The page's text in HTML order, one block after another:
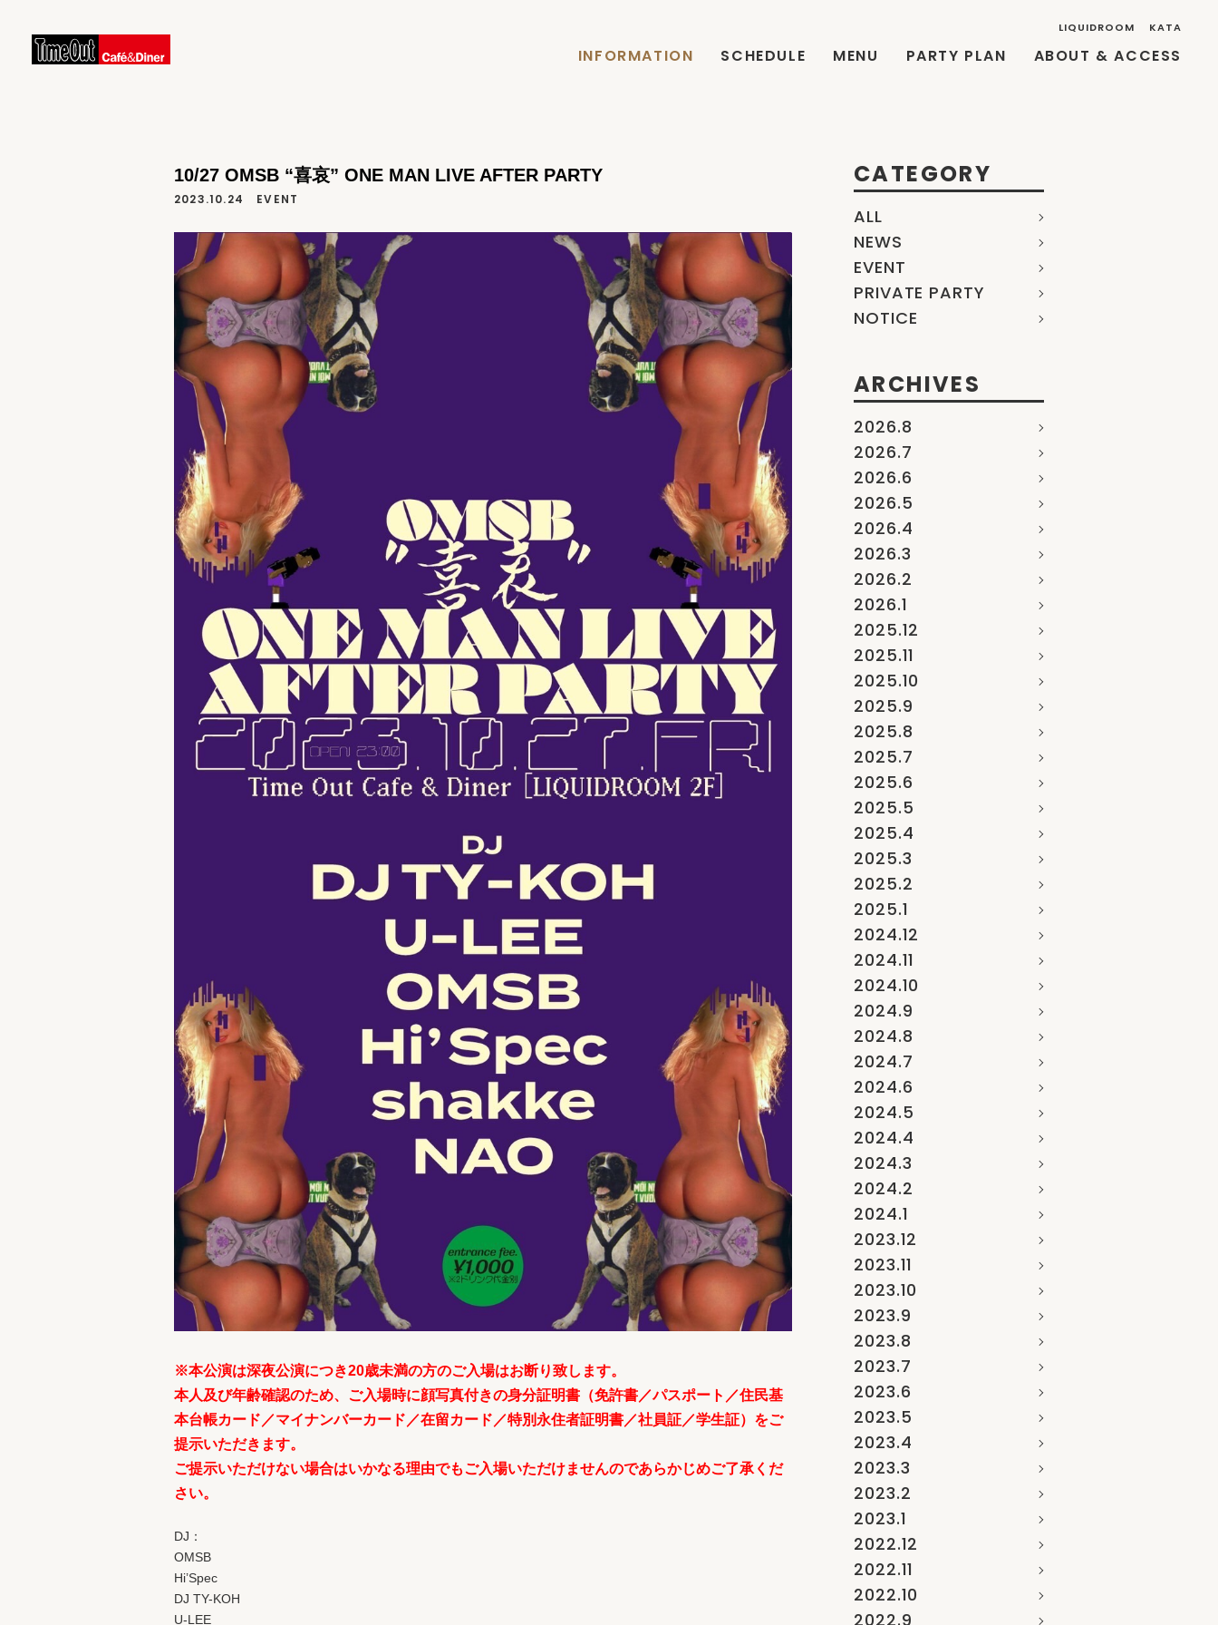
LIQUIDROOM KATA
INFORMATION SCHEDULE MENU PARTY PLAN ABOUT & ACCESS
10/27 OMSB “喜哀” ONE MAN LIVE AFTER PARTY
2023.10.24 EVENT
※本公演は深夜公演につき20歳未満の方のご入場はお断り致します。
本人及び年齢確認のため、ご入場時に顔写真付きの身分証明書（免許書／パスポート／住民基
本台帳カード／マイナンバーカード／在留カード／特別永住者証明書／社員証／学生証）をご
提示いただきます。
ご提示いただけない場合はいかなる理由でもご入場いただけませんのであらかじめご了承くだ
さい。
DJ：
OMSB
Hi’Spec
DJ TY-KOH
U-LEE
CATEGORY
ALL
NEWS
EVENT
PRIVATE PARTY
NOTICE
ARCHIVES
2026.8
2026.7
2026.6
2026.5
2026.4
2026.3
2026.2
2026.1
2025.12
2025.11
2025.10
2025.9
2025.8
2025.7
2025.6
2025.5
2025.4
2025.3
2025.2
2025.1
2024.12
2024.11
2024.10
2024.9
2024.8
2024.7
2024.6
2024.5
2024.4
2024.3
2024.2
2024.1
2023.12
2023.11
2023.10
2023.9
2023.8
2023.7
2023.6
2023.5
2023.4
2023.3
2023.2
2023.1
2022.12
2022.11
2022.10
2022.9